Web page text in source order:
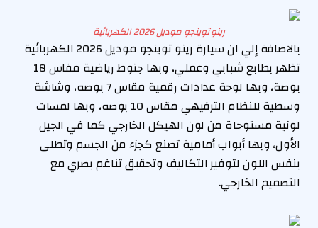
رينو توينجو موديل 2026 الكهربائية
بالاضافة إلي ان سيارة رينو توينجو موديل 2026 الكهربائية
تظهر بطابع شبابي وعملي، وبها جنوط رياضية مقاس 18
بوصة، وبها لوحة عدادات رقمية مقاس 7 بوصه، وشاشة
وسطية للنظام الترفيهي مقاس 10 بوصه، وبها لمسات
لونية مستوحاة من لون الهيكل الخارجي كما في الجيل
الأول، وبها أبواب أمامية تصنع كجزء من الجسم وتطلى
بنفس اللون لتوفير التكاليف وتحقيق تناغم بصري مع
التصميم الخارجي.